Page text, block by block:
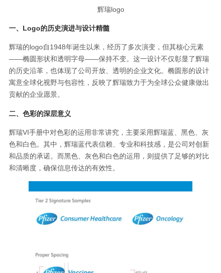
辉瑞logo
一、Logo的历史演进与设计精髓
辉瑞的logo自1948年诞生以来，经历了多次演变，但其核心元素
——椭圆形状和透明字母——保持不变。这一设计不仅彰显了辉瑞
的历史沿革，也体现了公司开放、透明的企业文化。椭圆形的设计
寓意全球化视野与包容性，反映了辉瑞致力于为全球公众健康做出
贡献的企业愿景。
二、色彩的深层意义
辉瑞VI手册中对色彩的运用非常讲究，主要采用辉瑞蓝、黑色、灰
色和白色。其中，辉瑞蓝代表信赖、专业和科技感，是公司对创新
和品质的承诺。而黑色、灰色和白色的运用，则提供了足够的对比
和清晰度，确保信息传达的有效性。